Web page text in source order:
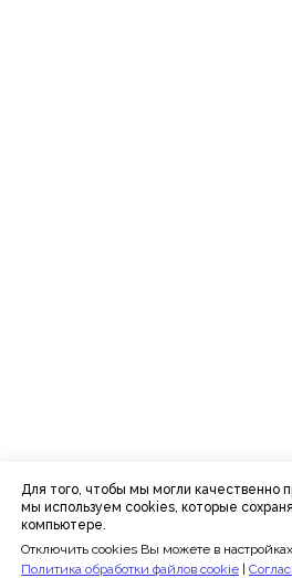
Для того, чтобы мы могли качественно
мы используем cookies, которые
компьютере.
Отключить cookies Вы можете в настройках
Политика обработки файлов cookie
Сведения об образовательной
организации
Политика конфиденциальности
Публичная оферта